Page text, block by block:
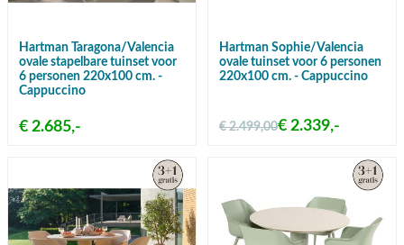
Hartman Taragona/Valencia
ovale stapelbare tuinset voor
6 personen 220x100 cm. -
Cappuccino
€ 2.685,-
Hartman Sophie/Valencia
ovale tuinset voor 6 personen
220x100 cm. - Cappuccino
€ 2.499,00€ 2.339,-